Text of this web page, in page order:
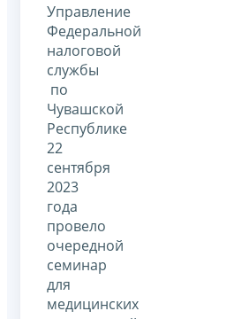
Управление
Федеральной
налоговой
службы
по
Чувашской
Республике
22
сентября
2023
года
провело
очередной
семинар
для
медицинских